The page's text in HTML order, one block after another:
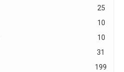
25
10
10
31
199